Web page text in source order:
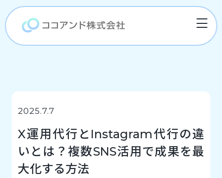
2025.7.7
X運用代行とInstagram代行の違
いとは？複数SNS活用で成果を最
大化する方法